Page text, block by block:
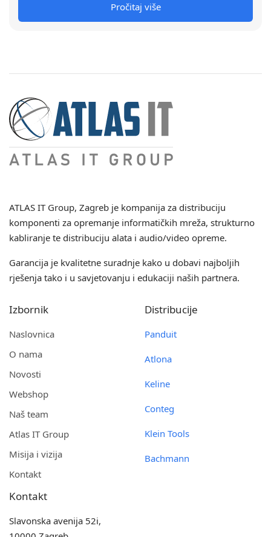
Pročitaj više
ATLAS IT Group, Zagreb je kompanija za distribuciju
komponenti za opremanje informatičkih mreža, strukturno
kabliranje te distribuciju alata i audio/video opreme.
Garancija je kvalitetne suradnje kako u dobavi najboljih
rješenja tako i u savjetovanju i edukaciji naših partnera.
Izbornik
Naslovnica
O nama
Novosti
Webshop
Naš team
Atlas IT Group
Misija i vizija
Kontakt
Distribucije
Panduit
Atlona
Keline
Conteg
Klein Tools
Bachmann
Kontakt
Slavonska avenija 52i,